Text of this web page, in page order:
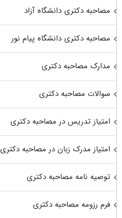
مصاحبه دکتری دانشگاه آزاد
مصاحبه دکتری دانشگاه پیام نور
مدارک مصاحبه دکتری
سوالات مصاحبه دکتری
امتیاز تدریس در مصاحبه دکتری
امتیاز مدرک زبان در مصاحبه دکتری
توصیه نامه مصاحبه دکتری
فرم رزومه مصاحبه دکتری